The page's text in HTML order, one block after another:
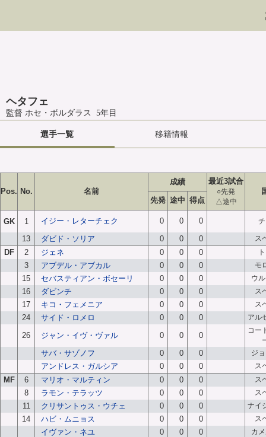
ヘタフェ
監督 ホセ・ボルダラス 5年目
選手一覧 移籍情報
Pos. No. 名前
成績 最近3試合
○先発
△途中
先発 途中 得点
GK 1 イジー・レターチェク 0 0 0
13 ダビド・ソリア 0 0 0 ス
DF 2 ジェネ 0 0 0
3 アブデル・アブカル 0 0 0 モ
15 セバスティアン・ボセーリ 0 0 0 ウ
16 ダビンチ 0 0 0 ス
17 キコ・フェメニア 0 0 0 ス
24 サイド・ロメロ 0 0 0 アル
26 ジャン・イヴ・ヴァル 0 0 0
コー
サバ・サゾノフ 0 0 0 ジ
アンドレス・ガルシア 0 0 0 ス
MF 6 マリオ・マルティン 0 0 0 ス
8 ラモン・テラッツ 0 0 0 ス
11 クリサントゥス・ウチェ 0 0 0 ナイ
14 ハビ・ムニョス 0 0 0 ス
イヴァン・ネユ 0 0 0 カ